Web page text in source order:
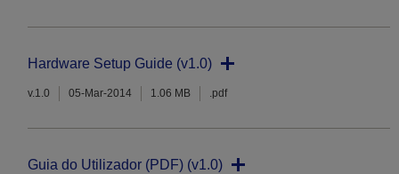
Hardware Setup Guide (v1.0)
v.1.0 05-Mar-2014 1.06 MB .pdf
Guia do Utilizador (PDF) (v1.0)